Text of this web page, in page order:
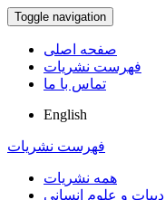
Toggle navigation
صفحه اصلی
فهرست نشریات
تماس با ما
English
فهرست نشریات
همه نشریات
ادبیات و علوم انسانی